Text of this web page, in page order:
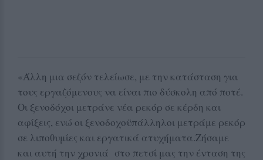
«Άλλη μια σεζόν τελείωσε, με την κατάσταση για
τους εργαζόμενους να είναι πιο δύσκολη από ποτέ.
Οι ξενοδόχοι μετράνε νέα ρεκόρ σε κέρδη και
αφίξεις, ενώ οι ξενοδοχοϋπάλληλοι μετράμε ρεκόρ
σε λιποθυμίες και εργατικά ατυχήματα.Ζήσαμε
και αυτή την χρονιά στο πετσί μας την ένταση της